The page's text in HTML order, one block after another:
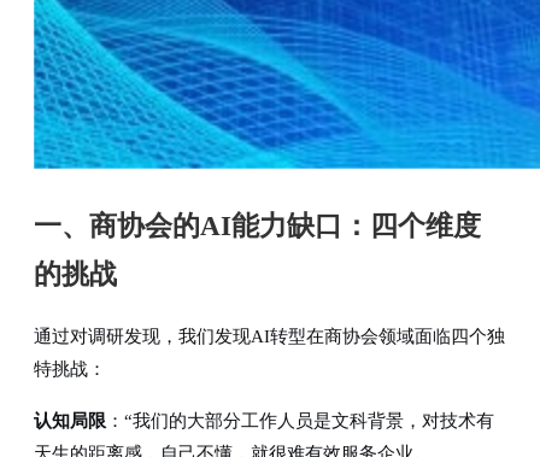
一、商协会的AI能力缺口：四个维度
的挑战
通过对调研发现，我们发现AI转型在商协会领域面临四个独
特挑战：
认知局限 ：“我们的大部分工作人员是文科背景，对技术有